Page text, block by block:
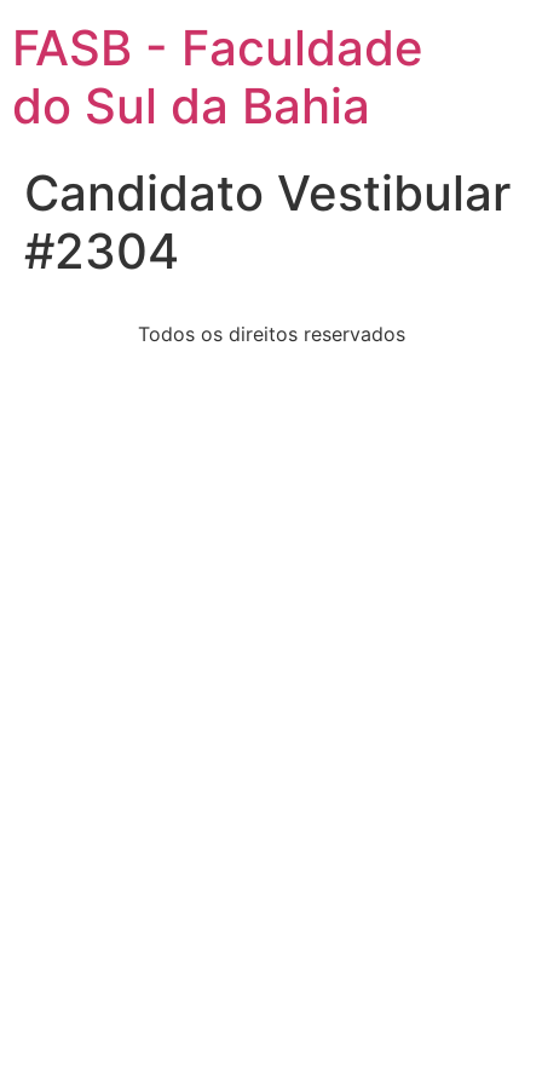
FASB - Faculdade
do Sul da Bahia
Candidato Vestibular
#2304
Todos os direitos reservados